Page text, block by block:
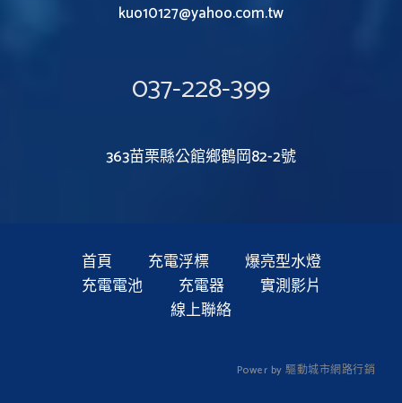
kuo10127@yahoo.com.tw
037-228-399
363苗栗縣公館鄉鶴岡82-2號
首頁 充電浮標
爆亮型水燈
充電電池
充電器
實測影片
線上聯絡
Power by 驅動城市網路行銷